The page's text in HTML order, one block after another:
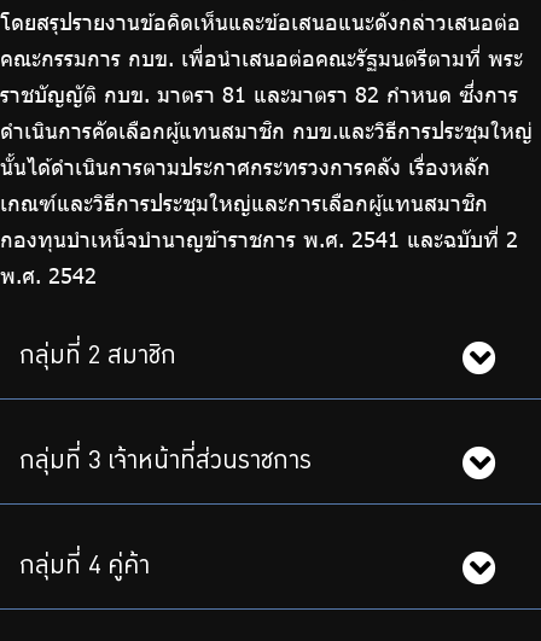
โดยสรุปรายงานข้อคิดเห็นและข้อเสนอแนะดังกล่าวเสนอต่อ
คณะกรรมการ กบข. เพื่อนำเสนอต่อคณะรัฐมนตรีตามที่ พระ
ราชบัญญัติ กบข. มาตรา 81 และมาตรา 82 กำหนด ซึ่งการ
ดำเนินการคัดเลือกผู้แทนสมาชิก กบข.และวิธีการประชุมใหญ่
นั้นได้ดำเนินการตามประกาศกระทรวงการคลัง เรื่องหลัก
เกณฑ์และวิธีการประชุมใหญ่และการเลือกผู้แทนสมาชิก
กองทุนบำเหน็จบำนาญข้าราชการ พ.ศ. 2541 และฉบับที่ 2
พ.ศ. 2542
กลุ่มที่ 2 สมาชิก
กลุ่มที่ 3 เจ้าหน้าที่ส่วนราชการ
กลุ่มที่ 4 คู่ค้า